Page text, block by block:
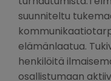
suunniteltu
elämänlaatua.
henkilöitä
osallistumaan